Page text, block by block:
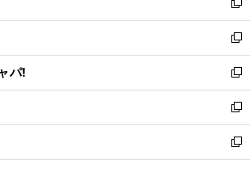
で
開
く
ド
ウ
で
開
く
ィ
ン
ド
ウ
で
開
く
新
し
い
ウ
ィ
ン
ド
ウ
で
開
新
し
い
ウ
ィ
ン
ド
ウ
パ!
新
し
い
ウ
ィ
ン
新
し
い
ウ
新
し